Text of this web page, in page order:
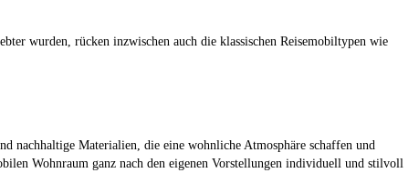
wurden, rücken inzwischen auch die klassischen Reisemobiltypen wie
nachhaltige Materialien, die eine wohnliche Atmosphäre schaffen und
Wohnraum ganz nach den eigenen Vorstellungen individuell und stilvoll